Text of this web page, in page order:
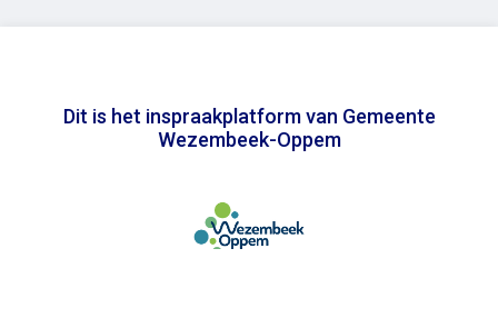
Dit is het inspraakplatform van Gemeente
Wezembeek-Oppem